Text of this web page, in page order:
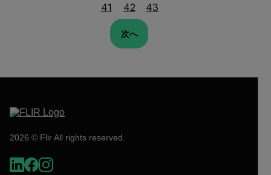
41
42 43
次へ
2026 © Flir All rights reserved.